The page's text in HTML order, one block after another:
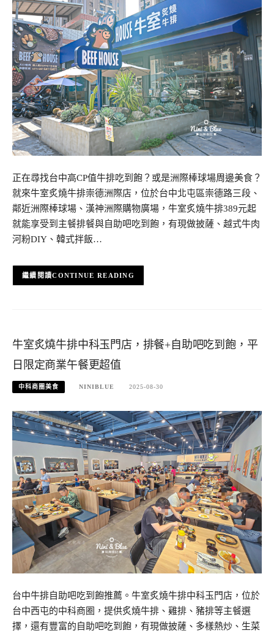
正在尋找台中高CP值牛排吃到飽？或是洲際棒球場周邊美食？
就來牛室炙燒牛排崇德洲際店，位於台中北屯區崇德路三段、
鄰近洲際棒球場、漢神洲際購物廣場，牛室炙燒牛排389元起
就能享受到主餐排餐與自助吧吃到飽，有現做披薩、越式牛肉
河粉DIY、韓式拌飯…
CONTINUE READING
牛室炙燒牛排中科玉門店，排餐+自助吧吃到飽，平
日限定商業午餐更超值
中科商圈美食 NINIBLUE 2025-08-30
台中牛排自助吧吃到飽推薦。牛室炙燒牛排中科玉門店，位於
台中西屯的中科商圈，提供炙燒牛排、雞排、豬排等主餐選
擇，還有豐富的自助吧吃到飽，有現做披薩、多樣熱炒、生菜